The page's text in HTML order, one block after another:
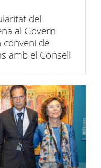
del
al Govern
conveni de
amb el Consell